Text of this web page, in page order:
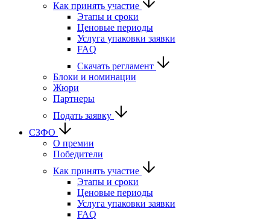
Как принять участие
Этапы и сроки
Ценовые периоды
Услуга упаковки заявки
FAQ
Скачать регламент
Блоки и номинации
Жюри
Партнеры
Подать заявку
СЗФО
О премии
Победители
Как принять участие
Этапы и сроки
Ценовые периоды
Услуга упаковки заявки
FAQ